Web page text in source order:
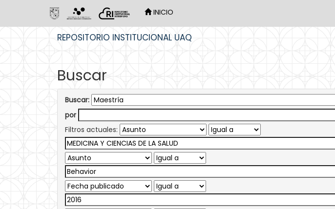
INICIO
REPOSITORIO INSTITUCIONAL UAQ
Buscar
Buscar:
por
Filtros actuales: